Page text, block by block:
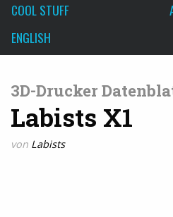
COOL STUFF
ENGLISH
3D-Drucker
Labists X1
von Labists